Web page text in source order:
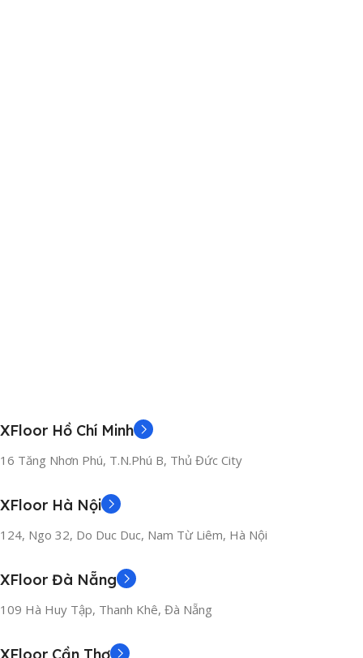
XFloor Hồ Chí Minh
16 Tăng Nhơn Phú, T.N.Phú B, Thủ Đức City
XFloor Hà Nội
124, Ngo 32, Do Duc Duc, Nam Từ Liêm, Hà Nội
XFloor Đà Nẵng
109 Hà Huy Tập, Thanh Khê, Đà Nẵng
XFloor Cần Thơ